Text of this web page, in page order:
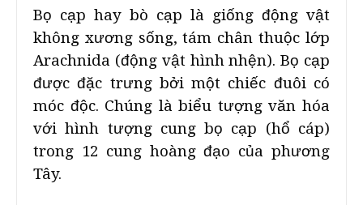
Bọ cạp hay bò cạp là giống động vật
không xương sống, tám chân thuộc lớp
Arachnida (động vật hình nhện). Bọ cạp
được đặc trưng bởi một chiếc đuôi có
móc độc. Chúng là biểu tượng văn hóa
với hình tượng cung bọ cạp (hổ cáp)
trong 12 cung hoàng đạo của phương
Tây.